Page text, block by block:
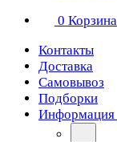
0 Корзина
Контакты
Доставка
Самовывоз
Подборки
Информация